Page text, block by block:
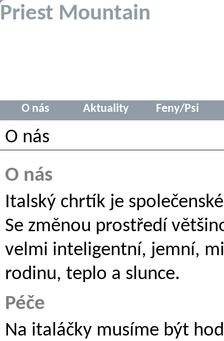
Priest Mountain
O nás Aktuality Feny/Psi
O nás
O nás
Italský chrtí­k je
Se změnou prostředí
velmi inteligentní, jemní,
rodinu, teplo a slunce.
Péče
Na italáčky musíme být